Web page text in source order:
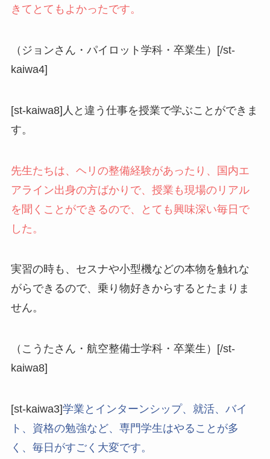
きてとてもよかったです。
（ジョンさん・パイロット学科・卒業生）[/st-
kaiwa4]
[st-kaiwa8]人と違う仕事を授業で学ぶことができま
す。
先生たちは、ヘリの整備経験があったり、国内エ
アライン出身の方ばかりで、授業も現場のリアル
を聞くことができるので、とても興味深い毎日で
した。
実習の時も、セスナや小型機などの本物を触れな
がらできるので、乗り物好きからするとたまりま
せん。
（こうたさん・航空整備士学科・卒業生）[/st-
kaiwa8]
[st-kaiwa3]学業とインターンシップ、就活、バイ
ト、資格の勉強など、専門学生はやることが多
く、毎日がすごく大変です。